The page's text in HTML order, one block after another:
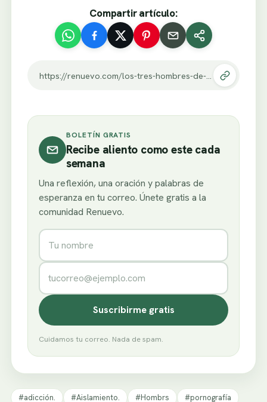
Compartir artículo:
https://renuevo.com/los-tres-hombres-de-mi-vida.html
BOLETÍN GRATIS
Recibe aliento como este cada
semana
Una reflexión, una oración y palabras de
esperanza en tu correo. Únete gratis a la
comunidad Renuevo.
Nombre
Correo electrónico
Suscribirme gratis
Cuidamos tu correo. Nada de spam.
#adicción. #Aislamiento. #Hombrs #pornografía